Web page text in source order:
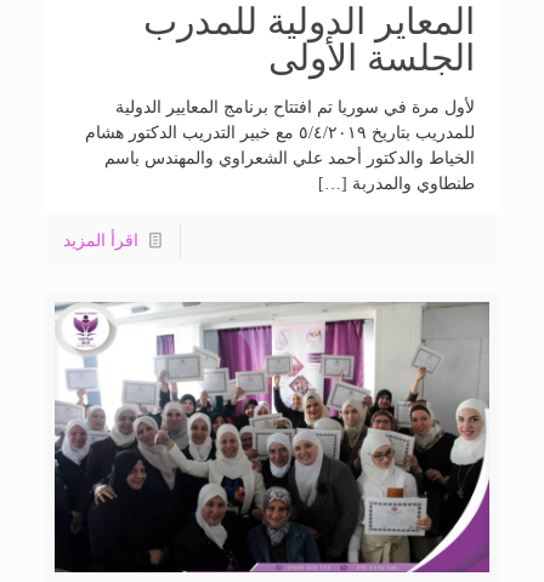
المعاير الدولية للمدرب
الجلسة الأولى
لأول مرة في سوريا تم افتتاح برنامج المعايير الدولية
للمدريب بتاريخ ٥/٤/٢٠١٩ مع خبير التدريب الدكتور هشام
الخياط والدكتور أحمد علي الشعراوي والمهندس باسم
طنطاوي والمدربة […]
اقرأ المزيد